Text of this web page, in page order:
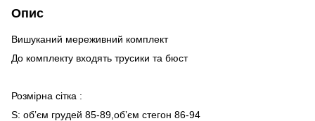
Опис
Вишуканий мереживний комплект
До комплекту входять трусики та бюст
Розмірна сітка :
S: обʼєм грудей 85-89,обʼєм стегон 86-94